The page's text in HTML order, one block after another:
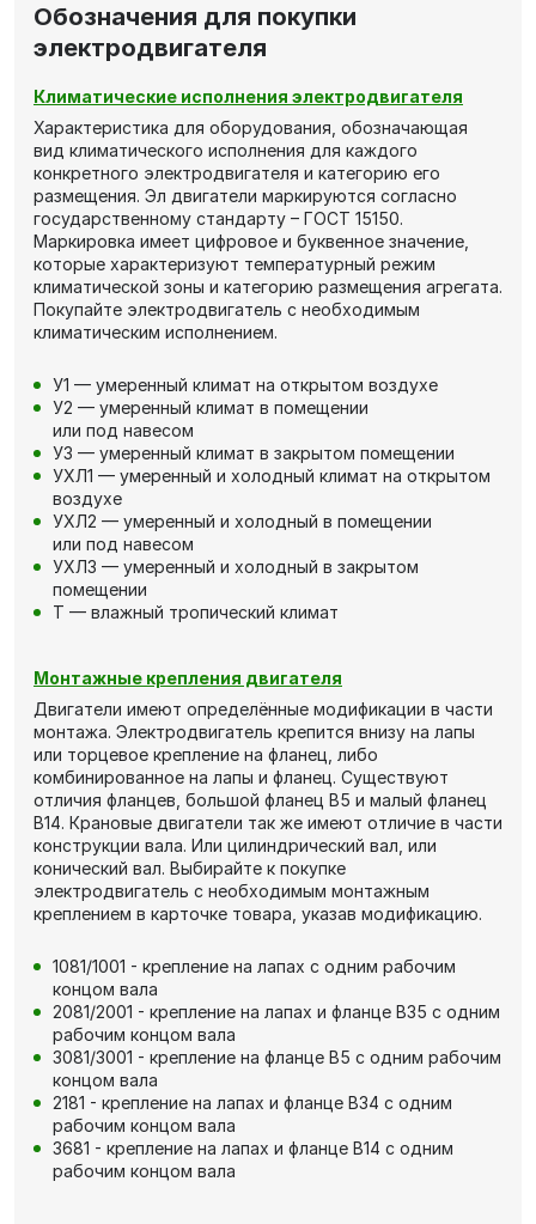
Обозначения для покупки
электродвигателя
Климатические исполнения электродвигателя
Характеристика для оборудования, обозначающая
вид климатического исполнения для каждого
конкретного электродвигателя и категорию его
размещения. Эл двигатели маркируются согласно
государственному стандарту – ГОСТ 15150.
Маркировка имеет цифровое и буквенное значение,
которые характеризуют температурный режим
климатической зоны и категорию размещения агрегата.
Покупайте электродвигатель с необходимым
климатическим исполнением.
У1 — умеренный климат на открытом воздухе
У2 — умеренный климат в помещении
или под навесом
У3 — умеренный климат в закрытом помещении
УХЛ1 — умеренный и холодный климат на открытом
воздухе
УХЛ2 — умеренный и холодный в помещении
или под навесом
УХЛ3 — умеренный и холодный в закрытом
помещении
Т — влажный тропический климат
Монтажные крепления двигателя
Двигатели имеют определённые модификации в части
монтажа. Электродвигатель крепится внизу на лапы
или торцевое крепление на фланец, либо
комбинированное на лапы и фланец. Существуют
отличия фланцев, большой фланец В5 и малый фланец
В14. Крановые двигатели так же имеют отличие в части
конструкции вала. Или цилиндрический вал, или
конический вал. Выбирайте к покупке
электродвигатель с необходимым монтажным
креплением в карточке товара, указав модификацию.
1081/1001 - крепление на лапах с одним рабочим
концом вала
2081/2001 - крепление на лапах и фланце В35 с одним
рабочим концом вала
3081/3001 - крепление на фланце В5 с одним рабочим
концом вала
2181 - крепление на лапах и фланце В34 с одним
рабочим концом вала
3681 - крепление на лапах и фланце В14 с одним
рабочим концом вала